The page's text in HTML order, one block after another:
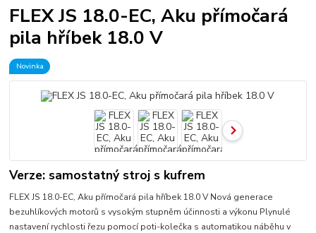
FLEX JS 18.0-EC, Aku přímočará
pila hříbek 18.0 V
Novinka
Verze: samostatný stroj s kufrem
FLEX JS 18.0-EC, Aku přímočará pila hříbek 18.0 V Nová generace
bezuhlíkových motorů s vysokým stupněm účinnosti a výkonu Plynulé
nastavení rychlosti řezu pomocí poti-kolečka s automatikou náběhu v